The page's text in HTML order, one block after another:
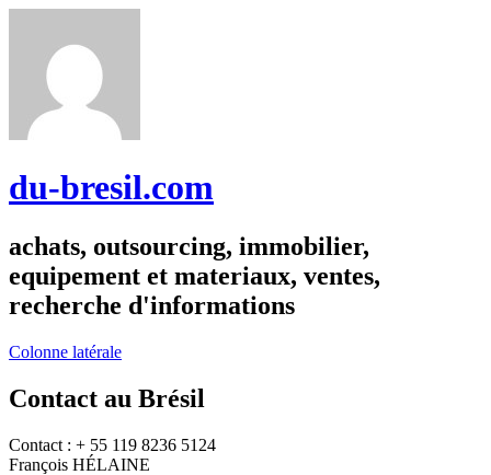
du-bresil.com
achats, outsourcing, immobilier,
equipement et materiaux, ventes,
recherche d'informations
Colonne latérale
Contact au Brésil
Contact : + 55 119 8236 5124
François HÉLAINE